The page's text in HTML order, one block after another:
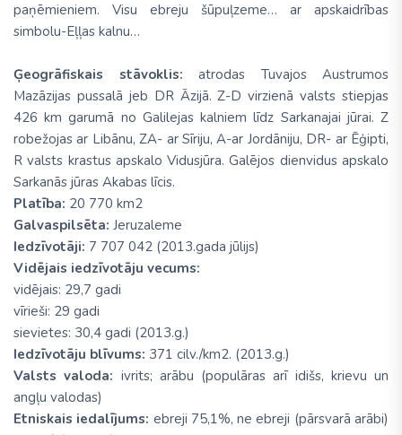
paņēmieniem. Visu ebreju šūpuļzeme… ar apskaidrības
simbolu-Eļļas kalnu…
Ģeogrāfiskais stāvoklis: atrodas Tuvajos Austrumos
Mazāzijas pussalā jeb DR Āzijā. Z-D virzienā valsts stiepjas
426 km garumā no Galilejas kalniem līdz Sarkanajai jūrai. Z
robežojas ar Libānu, ZA- ar Sīriju, A-ar Jordāniju, DR- ar Ēģipti,
R valsts krastus apskalo Vidusjūra. Galējos dienvidus apskalo
Sarkanās jūras Akabas līcis.
Platība: 20 770 km2
Galvaspilsēta: Jeruzaleme
Iedzīvotāji: 7 707 042 (2013.gada jūlijs)
Vidējais iedzīvotāju vecums:
vidējais: 29,7 gadi
vīrieši: 29 gadi
sievietes: 30,4 gadi (2013.g.)
Iedzīvotāju blīvums: 371 cilv./km2. (2013.g.)
Valsts valoda: ivrits; arābu (populāras arī idišs, krievu un
angļu valodas)
Etniskais iedalījums: ebreji 75,1%, ne ebreji (pārsvarā arābi)